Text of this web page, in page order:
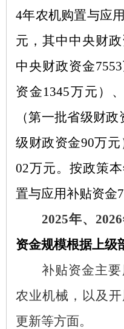
4年农机购置与应
元，其中中央财
中央财政资金
资金1345万元）
（第一批省级财
级财政资金90万
02万元。按政策
置与应用补贴资金
2025年、
资金规模根据上级
补贴资金主
农业机械，以及
更新等方面。